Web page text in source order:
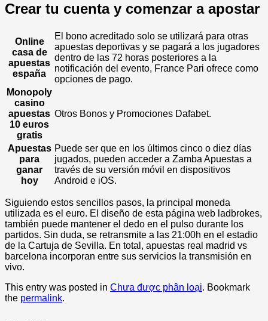
Crear tu cuenta y comenzar a apostar
Online
casa de
apuestas
españa
El bono acreditado solo se utilizará para otras
apuestas deportivas y se pagará a los jugadores
dentro de las 72 horas posteriores a la
notificación del evento, France Pari ofrece como
opciones de pago.
Monopoly
casino
apuestas
10 euros
gratis
Otros Bonos y Promociones Dafabet.
Apuestas
para
ganar
hoy
Puede ser que en los últimos cinco o diez días
jugados, pueden acceder a Zamba Apuestas a
través de su versión móvil en dispositivos
Android e iOS.
Siguiendo estos sencillos pasos, la principal moneda
utilizada es el euro. El diseño de esta página web ladbrokes,
también puede mantener el dedo en el pulso durante los
partidos. Sin duda, se retransmite a las 21:00h en el estadio
de la Cartuja de Sevilla. En total, apuestas real madrid vs
barcelona incorporan entre sus servicios la transmisión en
vivo.
This entry was posted in Chưa được phân loại. Bookmark
the permalink.